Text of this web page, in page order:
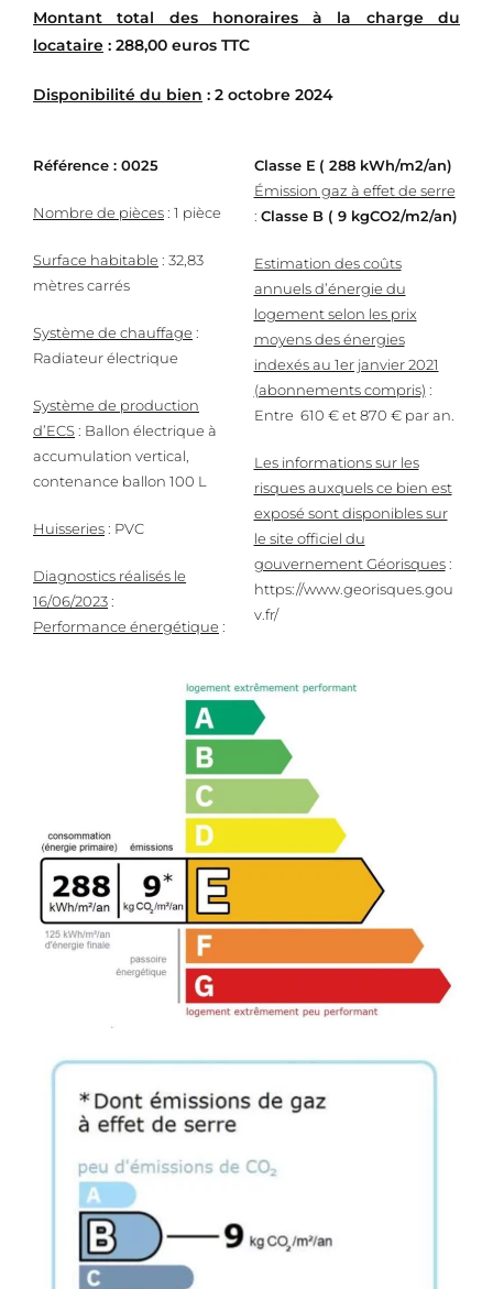
Montant total des honoraires à la charge du
locataire : 288,00 euros TTC
Disponibilité du bien : 2 octobre 2024
Référence : 0025
Nombre de pièces: 1 pièce
Surface habitable : 32,83
mètres carrés
Système de chauffage :
Radiateur électrique
Système de production
d’ECS: Ballon électrique à
accumulation vertical,
contenance ballon 100 L
Huisseries: PVC
Diagnostics réalisés le
16/06/2023:
Performance énergétique :
Classe E ( 288 kWh/m2/an)
Émission gaz à effet de serre
: Classe B ( 9 kgCO2/m2/an)
Estimation des coûts
annuels d’énergie du
logement selon les prix
moyens des énergies
indexés au 1er janvier 2021
(abonnements compris) :
Entre 610 € et 870 € par an.
Les informations sur les
risques auxquels ce bien est
exposé sont disponibles sur
le site officiel du
gouvernement Géorisques:
https://www.georisques.gou
v.fr/